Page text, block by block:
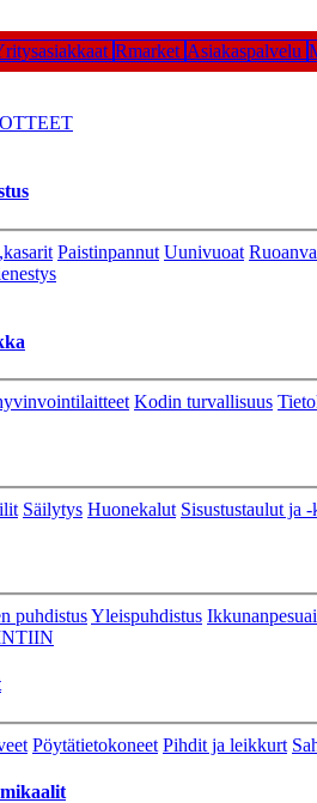
Rmarket Asiakaspalvelu
Paistinpannut Uunivuoat
Kodin turvallisuus
Säilytys Huonekalut Sisustustaulut ja
puhdistusYleispuhdistus
Pöytätietokoneet Pihdit ja leikkurt